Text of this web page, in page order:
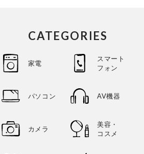
CATEGORIES
家電
スマート
フォン
パソコン AV機器
カメラ
美容・
コスメ